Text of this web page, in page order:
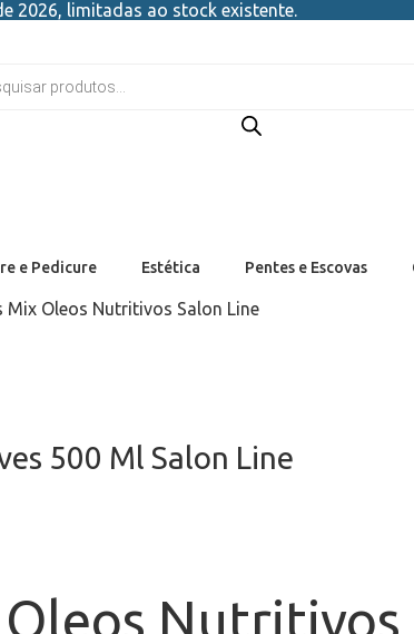
2026, limitadas ao stock existente.
e Pedicure Estética Pentes e Escovas
Oleos Nutritivos Salon Line
500 Ml Salon Line
Nutritivos